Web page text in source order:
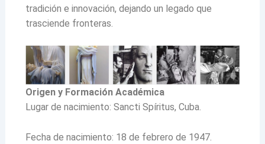
tradición e innovación, dejando un legado que
trasciende fronteras.
Origen y Formación Académica
Lugar de nacimiento: Sancti Spíritus, Cuba.
Fecha de nacimiento: 18 de febrero de 1947.